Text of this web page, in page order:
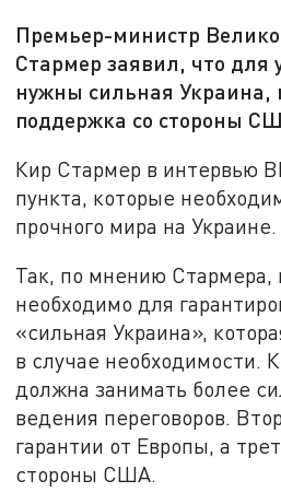
Премьер-министр
Стармер заявил, что для
нужны сильная Украина,
поддержка со стороны
Кир Стармер в интервью
пункта, которые
прочного мира на Украине.
Так, по мнению Стармера,
необходимо для
«сильная Украина»,
в случае необходимости.
должна занимать более
ведения переговоров.
гарантии от Европы, а
стороны США.